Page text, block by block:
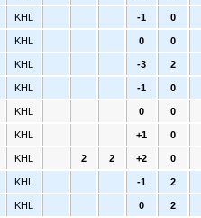
KHL -1 0
KHL 0 0
KHL -3 2
KHL -1 0
KHL 0 0
KHL +1 0
KHL 2 2 +2 0
KHL -1 2
KHL 0 2